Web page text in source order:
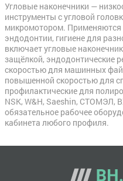
Угловые наконечники —
инструменты с угловой
микромотором. Применяются
эндодонтии, гигиене для
включает угловые
защёлкой, эндодонтические
скоростью для машинных
повышенной скоростью для
профилактические для
NSK, W&H, Saeshin, СТОМЭЛ,
обязательное рабочее
кабинета любого профиля.